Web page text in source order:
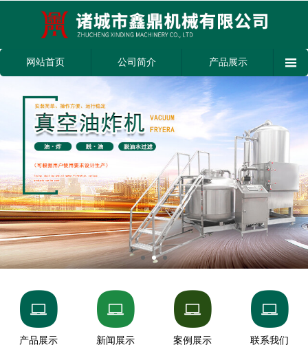
网站首页 公司简介 产品展示 


产品展示


新闻展示


案例展示


联系我们